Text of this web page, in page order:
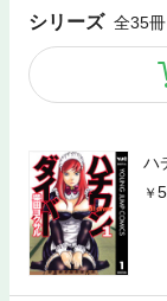
シリーズ 全35冊
ハ